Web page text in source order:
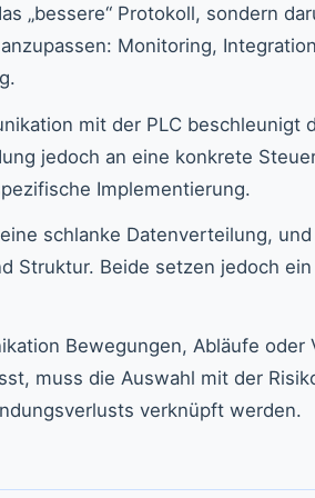
„bessere“ Protokoll, sondern
Monitoring,
mit der PLC beschleunigt
jedoch an eine konkrete
Implementierung.
schlanke Datenverteilung,
Struktur. Beide setzen jedoch
Bewegungen, Abläufe oder
muss die Auswahl mit der
verknüpft werden.